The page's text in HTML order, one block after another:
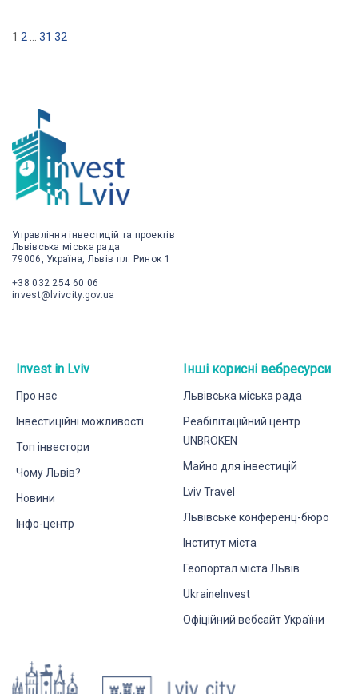
1 2 31 32
Управління інвестицій та проектів
Львівська міська рада
79006, Україна, Львів пл. Ринок 1
+38 032 254 60 06
invest@lvivcity.gov.ua
Invest in Lviv
Про нас
Інвестиційні можливості
Топ інвестори
Чому Львів?
Новини
Інфо-центр
Інші корисні вебресурси
Львівська міська рада
Реабілітаційний центр
UNBROKEN
Майно для інвестицій
Lviv Travel
Львівське конференц-бюро
Інститут міста
Геопортал міста Львів
UkraineInvest
Офіційний вебсайт України